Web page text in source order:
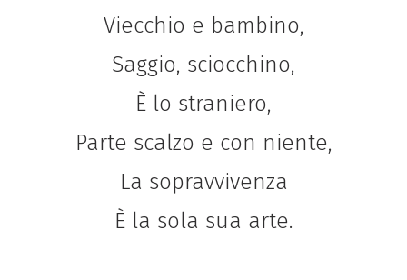
Viecchio e bambino,
Saggio, sciocchino,
È lo straniero,
Parte scalzo e con niente,
La sopravvivenza
È la sola sua arte.